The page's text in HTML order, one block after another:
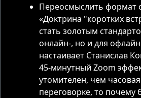
Переосмыслить формат
«Доктрина "коротких
стать золотым
онлайн-, но и для
настаивает Станислав
45-минутный Zoom
утомителен, чем
переговорке, то почему